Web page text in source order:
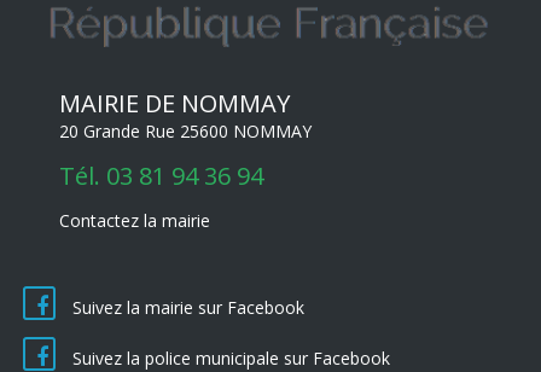
MAIRIE DE NOMMAY
20 Grande Rue 25600 NOMMAY
Tél. 03 81 94 36 94
Contactez la mairie
Suivez la mairie sur Facebook
Suivez la police municipale sur Facebook